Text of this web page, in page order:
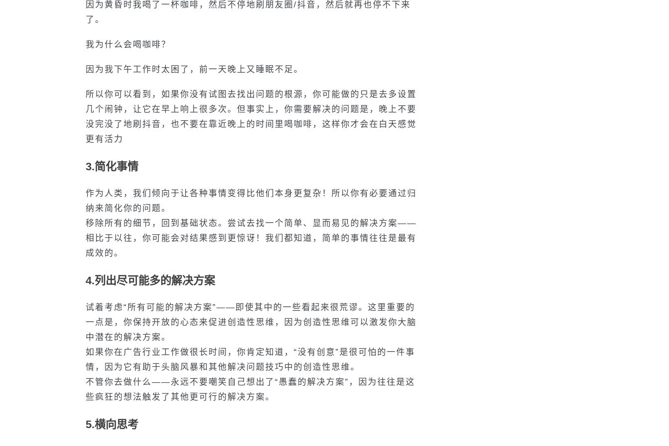
因为黄昏时我喝了一杯咖啡，然后不停地刷朋友圈/抖音，然后就再也停不下来
了。
我为什么会喝咖啡？
因为我下午工作时太困了，前一天晚上又睡眠不足。
所以你可以看到，如果你没有试图去找出问题的根源，你可能做的只是去多设置
几个闹钟，让它在早上响上很多次。但事实上，你需要解决的问题是，晚上不要
没完没了地刷抖音，也不要在靠近晚上的时间里喝咖啡，这样你才会在白天感觉
更有活力
3.简化事情
作为人类，我们倾向于让各种事情变得比他们本身更复杂！所以你有必要通过归
纳来简化你的问题。
移除所有的细节，回到基础状态。尝试去找一个简单、显而易见的解决方案——
相比于以往，你可能会对结果感到更惊讶！我们都知道，简单的事情往往是最有
成效的。
4.列出尽可能多的解决方案
试着考虑“所有可能的解决方案”——即使其中的一些看起来很荒谬。这里重要的
一点是，你保持开放的心态来促进创造性思维，因为创造性思维可以激发你大脑
中潜在的解决方案。
如果你在广告行业工作做很长时间，你肯定知道，“没有创意”是很可怕的一件事
情，因为它有助于头脑风暴和其他解决问题技巧中的创造性思维。
不管你去做什么——永远不要嘲笑自己想出了“愚蠢的解决方案”，因为往往是这
些疯狂的想法触发了其他更可行的解决方案。
5.横向思考